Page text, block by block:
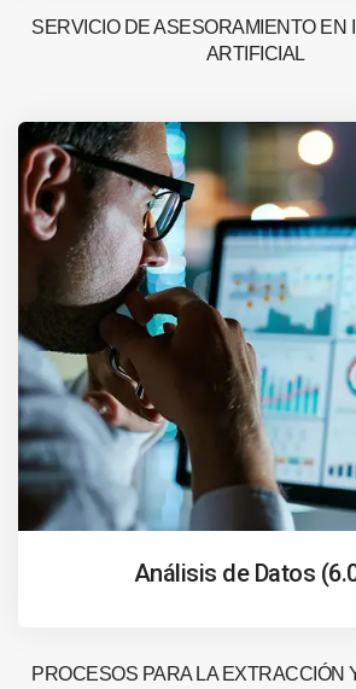
SERVICIO DE ASESORAMIENTO EN
ARTIFICIAL
Análisis de Datos
PROCESOS PARA LA EXTRACCIÓN